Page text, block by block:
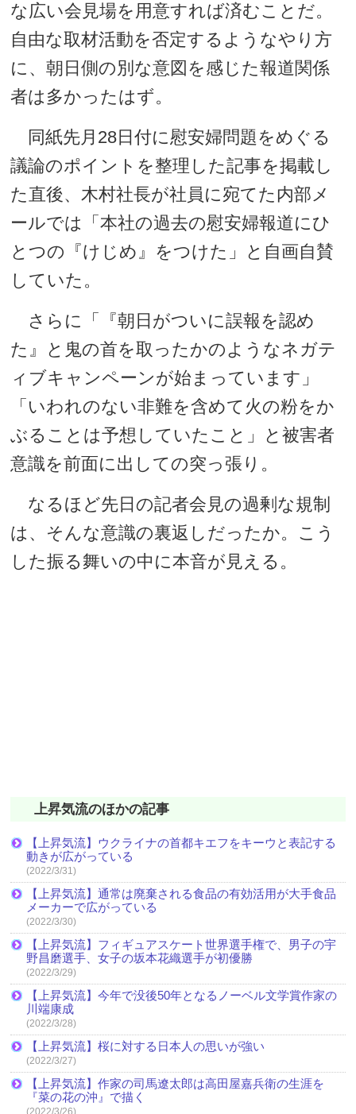
な広い会見場を用意すれば済むことだ。
自由な取材活動を否定するようなやり方
に、朝日側の別な意図を感じた報道関係
者は多かったはず。
同紙先月28日付に慰安婦問題をめぐる
議論のポイントを整理した記事を掲載し
た直後、木村社長が社員に宛てた内部メ
ールでは「本社の過去の慰安婦報道にひ
とつの『けじめ』をつけた」と自画自賛
していた。
さらに「『朝日がついに誤報を認め
た』と鬼の首を取ったかのようなネガテ
ィブキャンペーンが始まっています」
「いわれのない非難を含めて火の粉をか
ぶることは予想していたこと」と被害者
意識を前面に出しての突っ張り。
なるほど先日の記者会見の過剰な規制
は、そんな意識の裏返しだったか。こう
した振る舞いの中に本音が見える。
上昇気流のほかの記事
【上昇気流】ウクライナの首都キエフをキーウと表記する
動きが広がっている
(2022/3/31)
【上昇気流】通常は廃棄される食品の有効活用が大手食品
メーカーで広がっている
(2022/3/30)
【上昇気流】フィギュアスケート世界選手権で、男子の宇
野昌磨選手、女子の坂本花織選手が初優勝
(2022/3/29)
【上昇気流】今年で没後50年となるノーベル文学賞作家の
川端康成
(2022/3/28)
【上昇気流】桜に対する日本人の思いが強い
(2022/3/27)
【上昇気流】作家の司馬遼太郎は高田屋嘉兵衛の生涯を
『菜の花の沖』で描く
(2022/3/26)